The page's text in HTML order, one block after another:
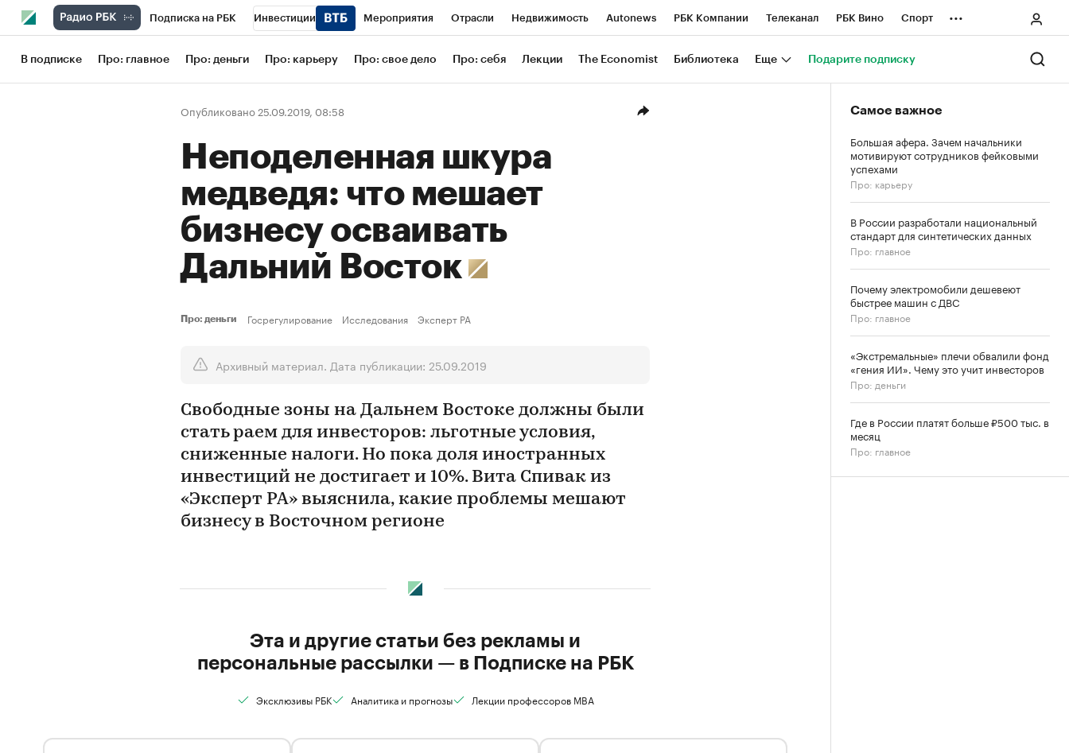
Подписка на РБК Инвестиции Мероприятия Отрасли Недвижимость Autonews РБК Компании Телеканал РБК Вино Спорт
Школа управления РБК РБК Образование РБК Life Тренды Визионеры Национальные проекты Город
Рынок наличной валюты
...
В подписке Про: главное Про: деньги Про: карьеру Про: свое дело Про: себя Лекции The Economist Библиотека Еще Подарите подписку
Опубликовано 25.09.2019, 08:58
Неподеленная шкура
медведя: что мешает
бизнесу осваивать
Дальний Восток
Про: деньги Госрегулирование Исследования Эксперт РА
Архивный материал. Дата публикации: 25.09.2019
Свободные зоны на Дальнем Востоке должны были
стать раем для инвесторов: льготные условия,
сниженные налоги. Но пока доля иностранных
инвестиций не достигает и 10%. Вита Спивак из
«Эксперт РА» выяснила, какие проблемы мешают
бизнесу в Восточном регионе
Эта и другие статьи без рекламы и
персональные рассылки — в Подписке на РБК
Эксклюзивы РБК Аналитика и прогнозы Лекции профессоров MBA
Самое важное
Большая афера. Зачем начальники
мотивируют сотрудников фейковыми
успехами
Про: карьеру
В России разработали национальный
стандарт для синтетических данных
Про: главное
Почему электромобили дешевеют
быстрее машин с ДВС
Про: главное
«Экстремальные» плечи обвалили фонд
«гения ИИ». Чему это учит инвесторов
Про: деньги
Где в России платят больше ₽500 тыс. в
месяц
Про: главное